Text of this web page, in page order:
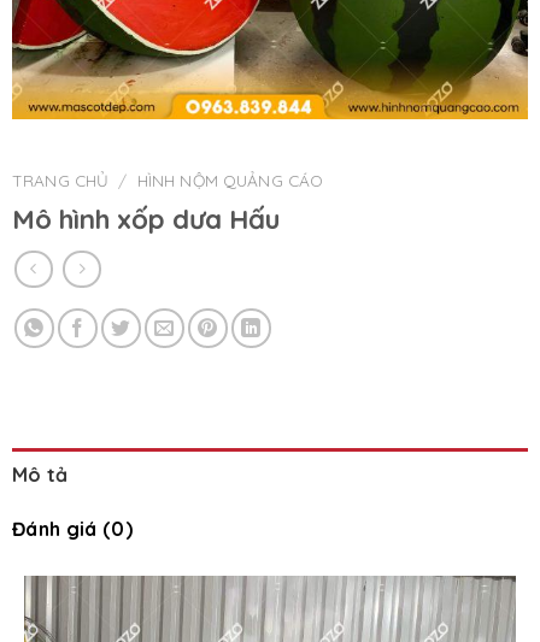
TRANG CHỦ / HÌNH NỘM QUẢNG CÁO
Mô hình xốp dưa Hấu
Mô tả
Đánh giá (0)